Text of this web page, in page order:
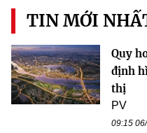
TIN MỚI
Quy
định
thị
PV
09:15